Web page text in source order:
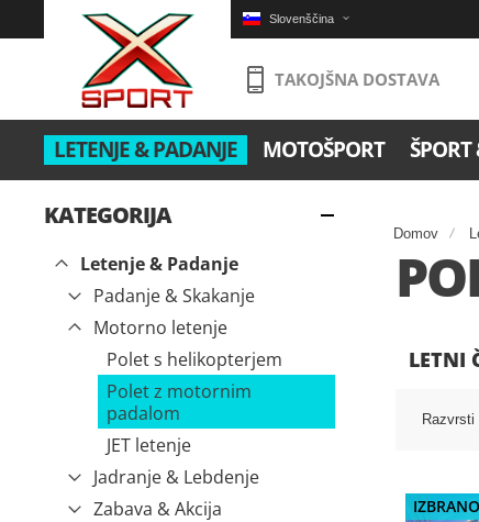
Slovenščina
TAKOJŠNA DOSTAVA
LETENJE & PADANJE MOTOŠPORT
Domov
LETNI
Razvrsti
IZBRANO
KATEGORIJA
Letenje & Padanje
Padanje & Skakanje
Motorno letenje
Polet s helikopterjem
Polet z motornim
padalom
JET letenje
Jadranje & Lebdenje
Zabava & Akcija